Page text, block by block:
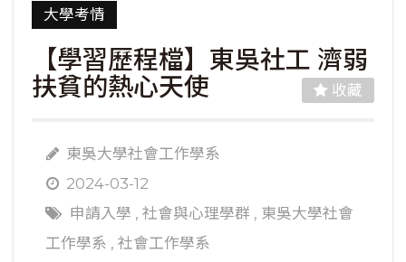
大學考情
【學習歷程檔】東吳社工 濟弱
扶貧的熱心天使
收藏
東吳大學社會工作學系
2024-03-12
申請入學 , 社會與心理學群 , 東吳大學社會
工作學系 , 社會工作學系